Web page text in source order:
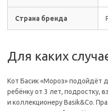
Страна бренда
Для каких
Кот Басик «Мороз» подойдёт
ребёнку от 3 лет, подростку,
и коллекционеру Basik&Co.